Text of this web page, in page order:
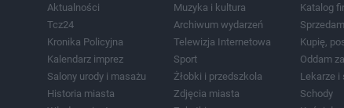
Aktualności
Tcz24
Kronika Policyjna
Kalendarz imprez
Salony urody i masażu
Historia miasta
Muzyka i kultura
Archiwum wydarzeń
Telewizja Internetowa
Sport
Żłobki i przedszkola
Zdjęcia miasta
Katalog
Kupię,
Oddam
Lekarze i
Schody